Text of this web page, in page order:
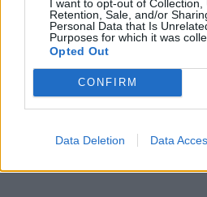
I want to opt-out of Collection,
Retention, Sale, and/or
Personal Data that Is
Purposes for which it was
Opted Out
CONFIRM
Data Deletion Data
Ligotumas piktybiniais
buvo 2393,8/100 000
rodikliai užregistruoti
r., Vilniaus r., Švenčionių r.
Neringos savivaldybėse.